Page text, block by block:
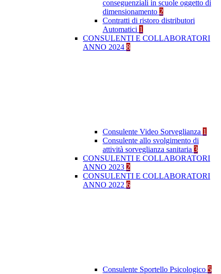
conseguenziali in scuole oggetto di
dimensionamento 2
Contratti di ristoro distributori
Automatici 1
CONSULENTI E COLLABORATORI
ANNO 2024 8
Consulente Video Sorveglianza 1
Consulente allo svolgimento di
attività sorveglianza sanitaria 3
CONSULENTI E COLLABORATORI
ANNO 2023 2
CONSULENTI E COLLABORATORI
ANNO 2022 6
Consulente Sportello Psicologico 5